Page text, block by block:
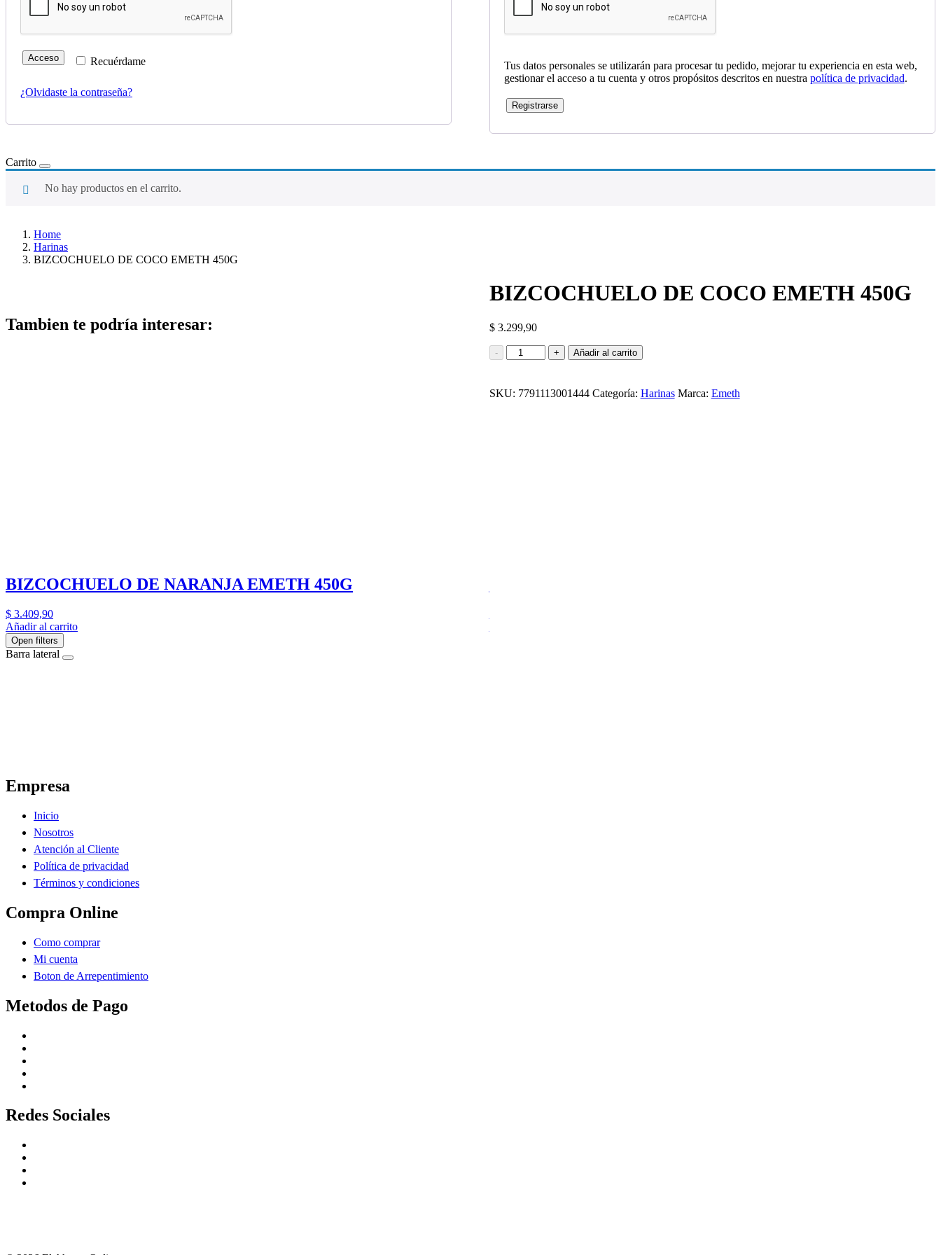
Recuérdame
Acceso
¿Olvidaste la contraseña?
Tus datos personales se utilizarán para procesar tu pedido, mejorar tu experiencia en esta web,
gestionar el acceso a tu cuenta y otros propósitos descritos en nuestra política de privacidad.
Registrarse
Carrito
No hay productos en el carrito.
Home
Harinas
BIZCOCHUELO DE COCO EMETH 450G
BIZCOCHUELO DE COCO EMETH 450G
$3.299,90
-
BIZCOCHUELO
DE
EMETH
450G
+ Añadir al carrito
SKU: 7791113001444 Categoría: Harinas Marca: Emeth
Tambien te podría interesar:
BIZCOCHUELO DE NARANJA EMETH 450G
$ 3.409,90
Añadir al carrito
Open filters
Barra lateral
Empresa
Inicio
Nosotros
Atención al Cliente
Política de privacidad
Términos y condiciones
Compra Online
Como comprar
Mi cuenta
Boton de Arrepentimiento
Metodos de Pago
Redes Sociales